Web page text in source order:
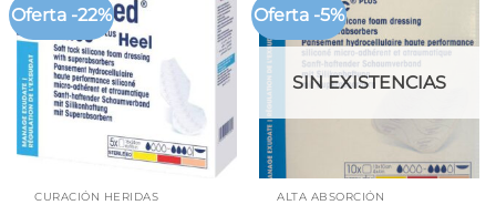
Oferta -22%
CURACIÓN HERIDAS
Oferta -5%
SIN EXISTENCIAS
ALTA ABSORCIÓN